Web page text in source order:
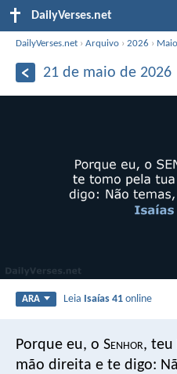
DailyVerses.net
DailyVerses.net ›Arquivo ›2026 › Maio
21 de maio de 2026
ARA Leia Isaías 41 online
Porque eu, o Senhor, teu
mão direita e te digo: